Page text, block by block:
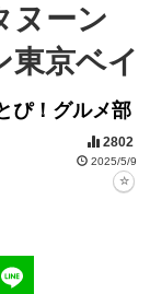
ヌーン
京ベイ
ぴ！グルメ部
2802
2025/5/9